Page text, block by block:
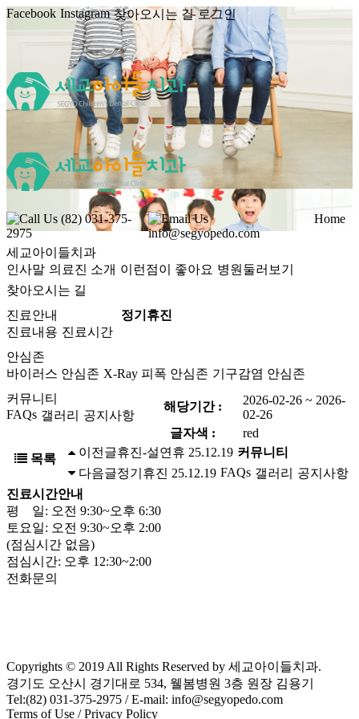
Facebook Instagram 찾아오시는 길 로그인
Call Us (82) 031-375-
2975
Email Us
info@segyopedo.com
Home
세교아이들치과
인사말 의료진 소개 이런점이 좋아요 병원둘러보기
찾아오시는 길
진료안내
진료내용 진료시간
안심존
바이러스 안심존 X-Ray 피폭 안심존 기구감염 안심존
커뮤니티
FAQs 갤러리 공지사항
정기휴진
해당기간 :
2026-02-26 ~ 2026-
02-26
글자색 :
red
목록
이전글휴진-설연휴 25.12.19
다음글정기휴진 25.12.19
커뮤니티
FAQs 갤러리
공지사항
진료시간안내
평 일: 오전 9:30~오후 6:30
토요일: 오전 9:30~오후 2:00
(점심시간 없음)
점심시간: 오후 12:30~2:00
전화문의
Copyrights © 2019 All Rights Reserved by 세교아이들치과.
경기도 오산시 경기대로 534, 웰봄병원 3층 원장 김용기
Tel:(82) 031-375-2975 / E-mail: info@segyopedo.com
Terms of Use /Privacy Policy